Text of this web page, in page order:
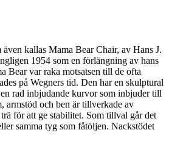
kallas Mama Bear Chair, av Hans J.
1954 som en förlängning av hans
Bear var raka motsatsen till de ofta
på Wegners tid. Den har en skulptural
en rad inbjudande kurvor som inbjuder till
armstöd och ben är tillverkade av
för att ge stabilitet. Som tillval går det
samma tyg som fåtöljen. Nackstödet